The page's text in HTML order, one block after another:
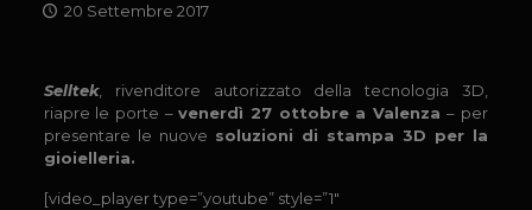
Contatti
Newsletter
20 Settembre 2017
Selltek, rivenditore autorizzato della tecnologia 3D,
riapre le porte –venerdì 27 ottobre a Valenza – per
presentare le nuove soluzioni di stampa 3D per la
gioielleria.
[video_player type=”youtube” style=”1″